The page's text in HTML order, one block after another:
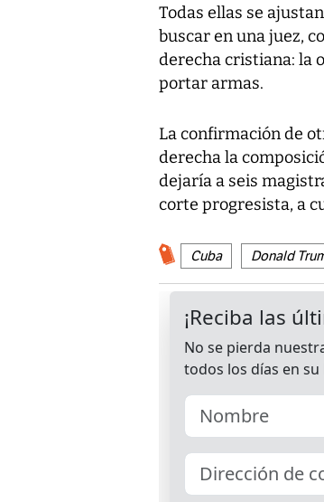
Todas ellas se
buscar en una juez,
derecha cristiana: la
portar armas.
La confirmación de
derecha la
dejaría a seis
corte progresista, a
Cuba Donald